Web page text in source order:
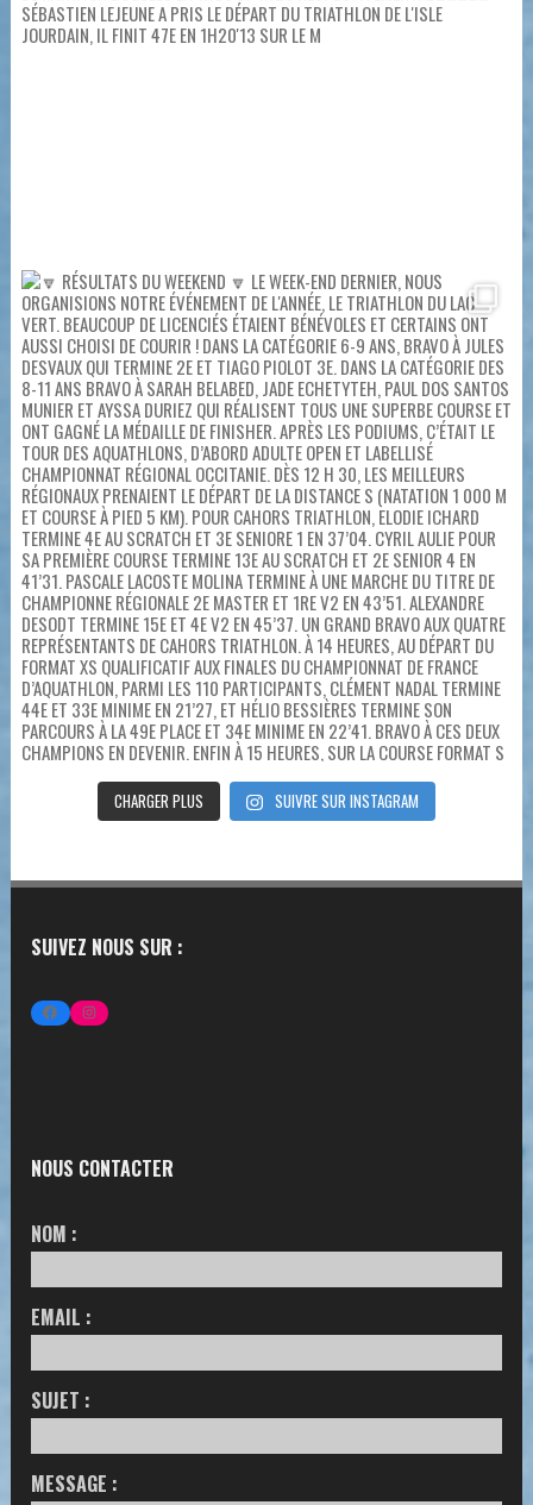
CHARGER PLUS SUIVRE SUR INSTAGRAM
SUIVEZ NOUS SUR :
FACEBOOKINSTAGRAM
NOUS CONTACTER
NOM :
EMAIL :
SUJET :
MESSAGE :